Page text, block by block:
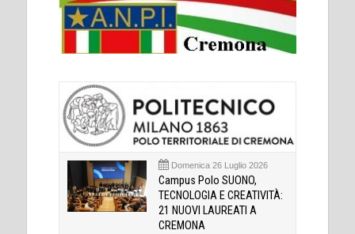
Domenica 26 Luglio 2026
Campus Polo SUONO,
TECNOLOGIA E CREATIVITÀ:
21 NUOVI LAUREATI A
CREMONA